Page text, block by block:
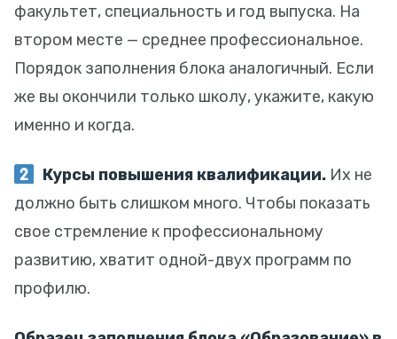
факультет, специальность и год выпуска. На
втором месте — среднее профессиональное.
Порядок заполнения блока аналогичный. Если
же вы окончили только школу, укажите, какую
именно и когда.
Курсы повышения квалификации.Их не
должно быть слишком много. Чтобы показать
свое стремление к профессиональному
развитию, хватит одной-двух программ по
профилю.